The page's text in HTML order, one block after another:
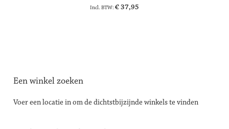
€ 37,95
Een winkel zoeken
Voer een locatie in om de dichtstbijzijnde winkels te vinden